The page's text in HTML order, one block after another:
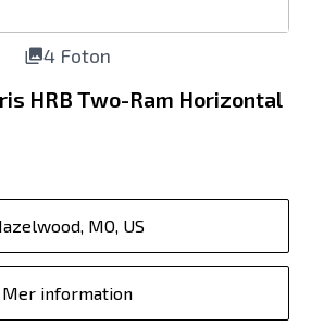
4 Foton
HRB Two-Ram Horizontal
MO, US
Mer information